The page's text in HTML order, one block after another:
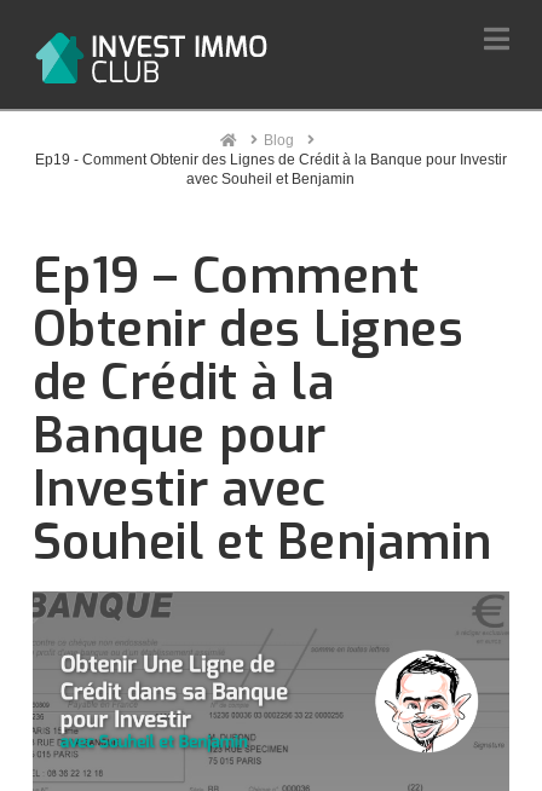
HomeBlog
Ep19 - Comment Obtenir des Lignes de Crédit à la Banque pour Investir
avec Souheil et Benjamin
Ep19 – Comment
Obtenir des Lignes
de Crédit à la
Banque pour
Investir avec
Souheil et Benjamin